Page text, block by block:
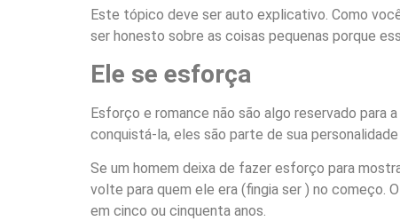
Este tópico deve ser auto explicativo. Como
ser honesto sobre as coisas pequenas porque
Ele se esforça
Esforço e romance não são algo reservado para
conquistá-la, eles são parte de sua
Se um homem deixa de fazer esforço para
volte para quem ele era (fingia ser ) no começo.
em cinco ou cinquenta anos.